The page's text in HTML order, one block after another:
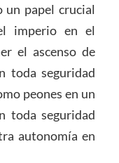
un papel crucial
imperio en el
el ascenso de
toda seguridad
peones en un
toda seguridad
autonomía en